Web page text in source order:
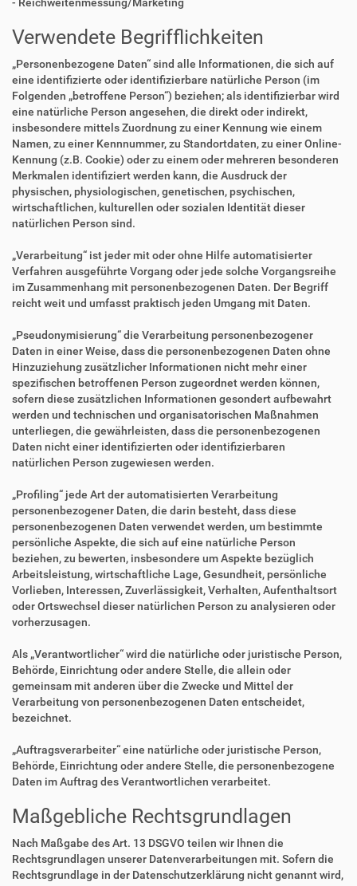
- Reichweitenmessung/Marketing
Verwendete Begrifflichkeiten
„Personenbezogene Daten“ sind alle Informationen, die sich auf
eine identifizierte oder identifizierbare natürliche Person (im
Folgenden „betroffene Person“) beziehen; als identifizierbar wird
eine natürliche Person angesehen, die direkt oder indirekt,
insbesondere mittels Zuordnung zu einer Kennung wie einem
Namen, zu einer Kennnummer, zu Standortdaten, zu einer Online-
Kennung (z.B. Cookie) oder zu einem oder mehreren besonderen
Merkmalen identifiziert werden kann, die Ausdruck der
physischen, physiologischen, genetischen, psychischen,
wirtschaftlichen, kulturellen oder sozialen Identität dieser
natürlichen Person sind.
„Verarbeitung“ ist jeder mit oder ohne Hilfe automatisierter
Verfahren ausgeführte Vorgang oder jede solche Vorgangsreihe
im Zusammenhang mit personenbezogenen Daten. Der Begriff
reicht weit und umfasst praktisch jeden Umgang mit Daten.
„Pseudonymisierung“ die Verarbeitung personenbezogener
Daten in einer Weise, dass die personenbezogenen Daten ohne
Hinzuziehung zusätzlicher Informationen nicht mehr einer
spezifischen betroffenen Person zugeordnet werden können,
sofern diese zusätzlichen Informationen gesondert aufbewahrt
werden und technischen und organisatorischen Maßnahmen
unterliegen, die gewährleisten, dass die personenbezogenen
Daten nicht einer identifizierten oder identifizierbaren
natürlichen Person zugewiesen werden.
„Profiling“ jede Art der automatisierten Verarbeitung
personenbezogener Daten, die darin besteht, dass diese
personenbezogenen Daten verwendet werden, um bestimmte
persönliche Aspekte, die sich auf eine natürliche Person
beziehen, zu bewerten, insbesondere um Aspekte bezüglich
Arbeitsleistung, wirtschaftliche Lage, Gesundheit, persönliche
Vorlieben, Interessen, Zuverlässigkeit, Verhalten, Aufenthaltsort
oder Ortswechsel dieser natürlichen Person zu analysieren oder
vorherzusagen.
Als „Verantwortlicher“ wird die natürliche oder juristische Person,
Behörde, Einrichtung oder andere Stelle, die allein oder
gemeinsam mit anderen über die Zwecke und Mittel der
Verarbeitung von personenbezogenen Daten entscheidet,
bezeichnet.
„Auftragsverarbeiter“ eine natürliche oder juristische Person,
Behörde, Einrichtung oder andere Stelle, die personenbezogene
Daten im Auftrag des Verantwortlichen verarbeitet.
Maßgebliche Rechtsgrundlagen
Nach Maßgabe des Art. 13 DSGVO teilen wir Ihnen die
Rechtsgrundlagen unserer Datenverarbeitungen mit. Sofern die
Rechtsgrundlage in der Datenschutzerklärung nicht genannt wird,